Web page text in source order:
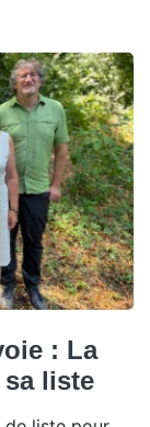
: La
liste